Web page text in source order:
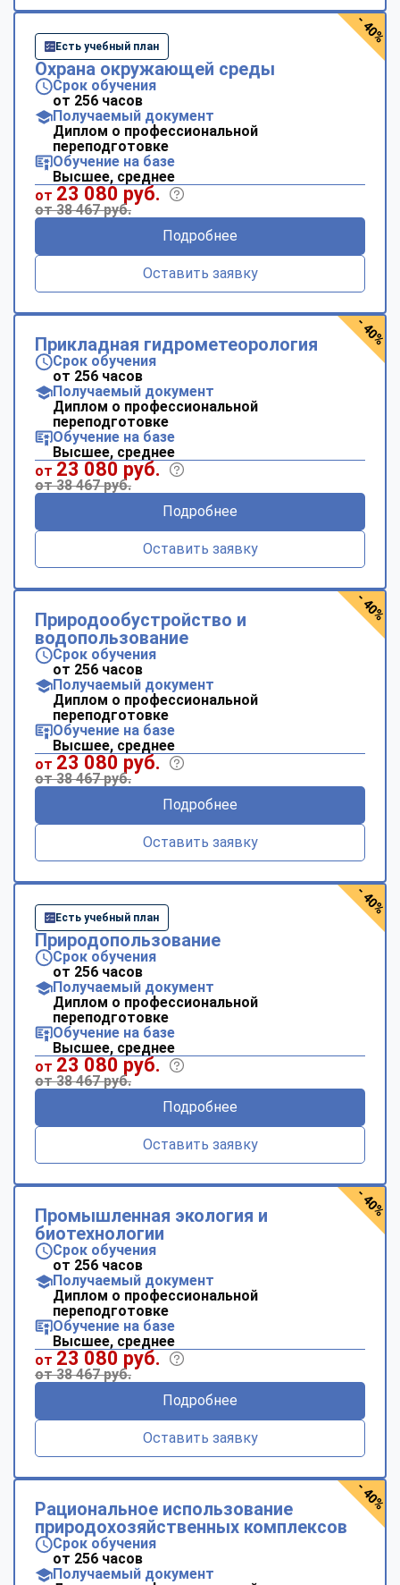
Есть учебный план
Охрана окружающей среды
Срок обучения
от 256 часов
Получаемый документ
Диплом о профессиональной
переподготовке
Обучение на базе
Высшее, среднее
от 23 080 руб.
от 38 467 руб.
Подробнее
Оставить заявку
- 40%
Прикладная гидрометеорология
Срок обучения
от 256 часов
Получаемый документ
Диплом о профессиональной
переподготовке
Обучение на базе
Высшее, среднее
от 23 080 руб.
от 38 467 руб.
Подробнее
Оставить заявку
- 40%
Природообустройство и
водопользование
Срок обучения
от 256 часов
Получаемый документ
Диплом о профессиональной
переподготовке
Обучение на базе
Высшее, среднее
от 23 080 руб.
от 38 467 руб.
Подробнее
Оставить заявку
- 40%
Есть учебный план
Природопользование
Срок обучения
от 256 часов
Получаемый документ
Диплом о профессиональной
переподготовке
Обучение на базе
Высшее, среднее
от 23 080 руб.
от 38 467 руб.
Подробнее
Оставить заявку
- 40%
Промышленная экология и
биотехнологии
Срок обучения
от 256 часов
Получаемый документ
Диплом о профессиональной
переподготовке
Обучение на базе
Высшее, среднее
от 23 080 руб.
от 38 467 руб.
Подробнее
Оставить заявку
- 40%
Рациональное использование
природохозяйственных комплексов
Срок обучения
от 256 часов
Получаемый документ
- 40%